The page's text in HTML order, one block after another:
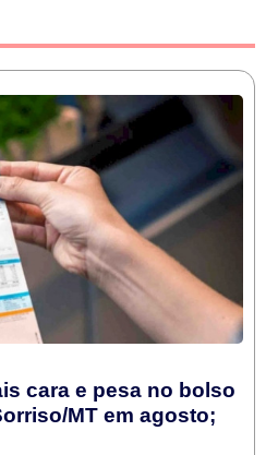
cara e pesa no bolso
MT em agosto;